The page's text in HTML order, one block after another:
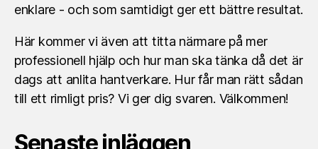
enklare - och som samtidigt ger ett bättre resultat.
Här kommer vi även att titta närmare på mer
professionell hjälp och hur man ska tänka då det är
dags att anlita hantverkare. Hur får man rätt sådan
till ett rimligt pris? Vi ger dig svaren. Välkommen!
Senaste inläggen